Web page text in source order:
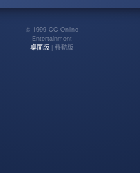
© 1999 CC Online
Entertainment
桌面版 | 移動版